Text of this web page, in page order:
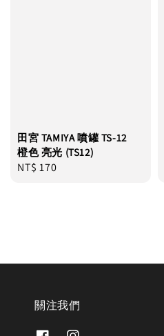
田宮 TAMIYA 噴罐 TS-12
橙色 亮光 (TS12)
Regular
NT$ 170
關注我們